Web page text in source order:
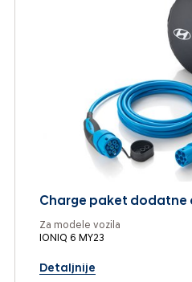
Charge paket dodatne
Za modele vozila
IONIQ 6 MY23
Detaljnije